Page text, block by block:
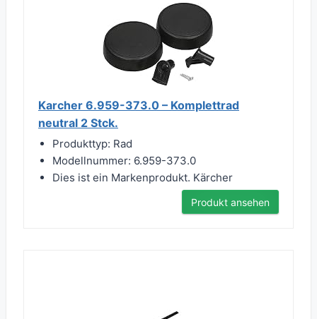
Karcher 6.959-373.0 – Komplettrad
neutral 2 Stck.
Produkttyp: Rad
Modellnummer: 6.959-373.0
Dies ist ein Markenprodukt. Kärcher
Produkt ansehen